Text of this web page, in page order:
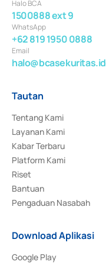
Halo BCA
1500888 ext 9
WhatsApp
+62 819 1950 0888
Email
halo@bcasekuritas.id
Tautan
Tentang Kami
Layanan Kami
Kabar Terbaru
Platform Kami
Riset
Bantuan
Pengaduan Nasabah
Download Aplikasi
Google Play